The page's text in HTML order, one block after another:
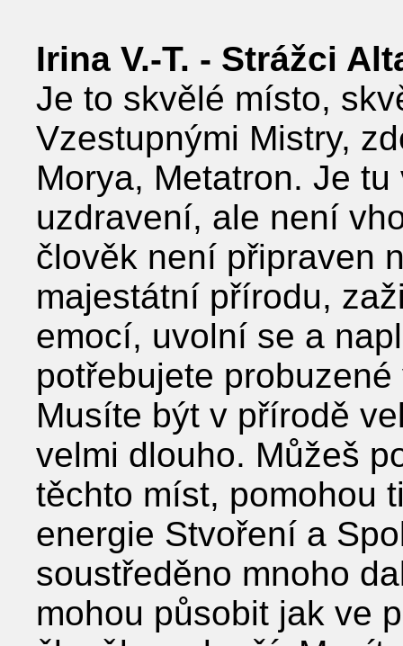
Irina V.-T. - Strážci
Je to skvělé místo,
Vzestupnými Mistry,
Morya, Metatron. Je
uzdravení, ale není
člověk není připraven
majestátní přírodu,
emocí, uvolní se a
potřebujete
Musíte být v přírodě
velmi dlouho. Můžeš
těchto míst, pomohou
energie Stvoření a
soustředěno mnoho
mohou působit jak ve